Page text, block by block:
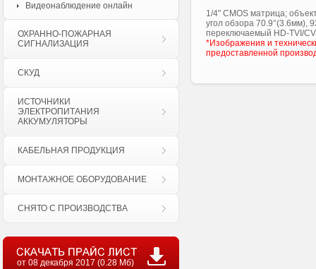
Видеонаблюдение онлайн
ОХРАННО-ПОЖАРНАЯ
СИГНАЛИЗАЦИЯ
СКУД
ИСТОЧНИКИ
ЭЛЕКТРОПИТАНИЯ
АККУМУЛЯТОРЫ
КАБЕЛЬНАЯ ПРОДУКЦИЯ
МОНТАЖНОЕ ОБОРУДОВАНИЕ
СНЯТО С ПРОИЗВОДСТВА
от 08 декабря 2017 (0.28 Мб)
1/4" CMOS матрица;
угол обзора 70.9°(3.6мм),
переключаемый HD-TVI/
*Изображения и
предоставленной